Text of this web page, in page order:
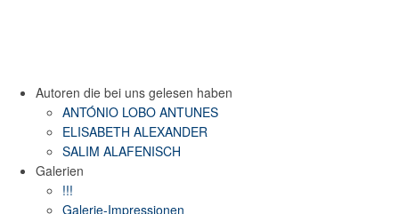
Autoren die bei uns gelesen haben
ANTÓNIO LOBO ANTUNES
ELISABETH ALEXANDER
SALIM ALAFENISCH
Galerien
!!!
Galerie-Impressionen